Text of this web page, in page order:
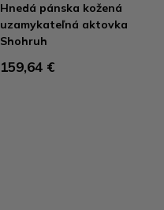
Hnedá pánska kožená
uzamykateľná aktovka
Shohruh
159,64 €